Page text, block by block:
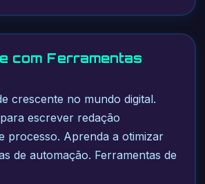
com Ferramentas
crescente no mundo digital.
escrever redação
processo. Aprenda a otimizar
de automação. Ferramentas de